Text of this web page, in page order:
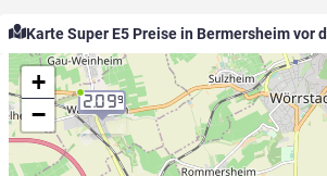
Karte Super E5 Preise in Bermersheim vor
2.099
+
−